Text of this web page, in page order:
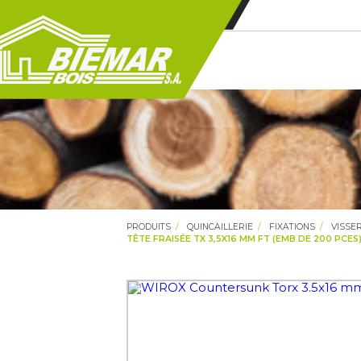
PRODUITS QUINCAILLERIE FIXATIONS
TÊTE FRAISÉE TX 3,5X16 MM FT (EMB DE 200 PCES)